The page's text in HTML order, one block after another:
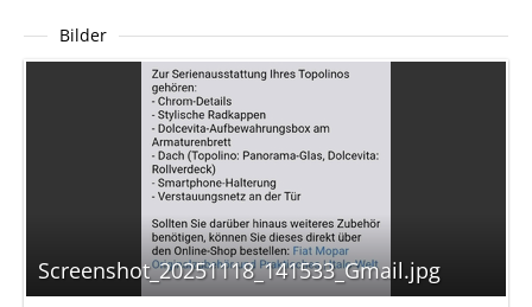
Bilder
Screenshot_20251118_141533_Gmail.jpg